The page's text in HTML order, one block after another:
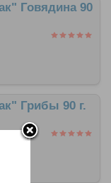
Говядина 90
Грибы 90 г.